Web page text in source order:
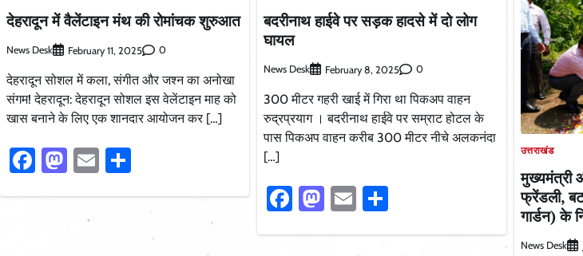
देहरादून में वैलेंटाइन मंथ की रोमांचक शुरुआत
News Desk February 11, 2025 0
देहरादून सोशल में कला, संगीत और जश्न का अनोखा
संगम! देहरादून: देहरादून सोशल इस वेलेंटाइन माह को
खास बनाने के लिए एक शानदार आयोजन कर […]
Facebook
Mastodon
Email
बदरीनाथ हाईवे पर सड़क हादसे में दो लोग
घायल
News Desk February 8, 2025 0
300 मीटर गहरी खाई में गिरा था पिकअप वाहन
रुद्रप्रयाग । बदरीनाथ हाईवे पर सम्राट होटल के
पास पिकअप वाहन करीब 300 मीटर नीचे अलकनंदा
[…]
Facebook
Mastodon
EmailShare
उत्तराखंड
मुख्यमंत्री
फ्रेंडली,
गार्डन) के
News Desk